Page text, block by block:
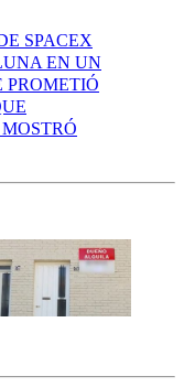
SPACEX
EN UN
PROMETIÓ